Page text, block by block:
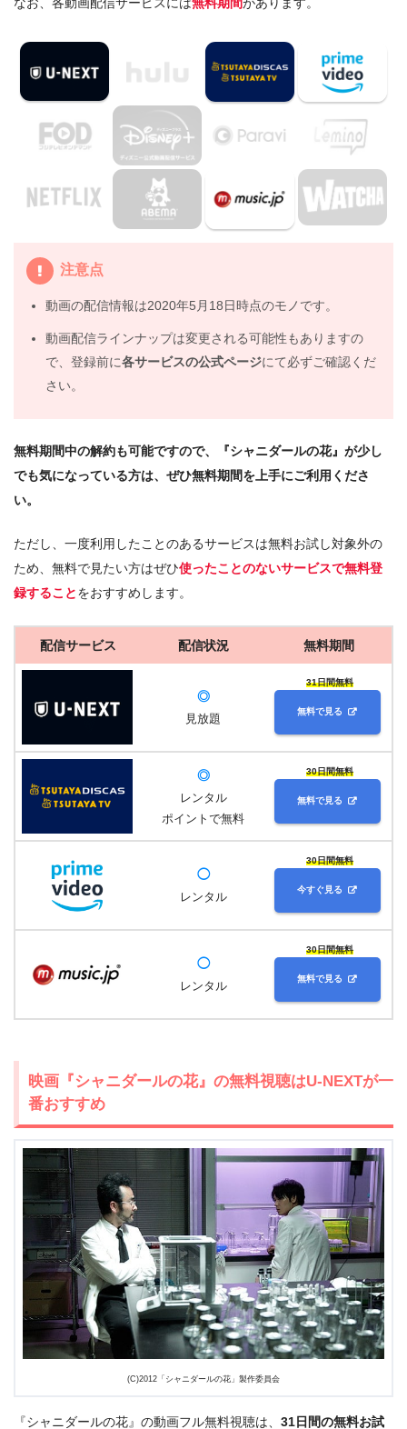
『シャニダールの花』を見たい人におすすめの関連作品
映画『シャニダールの花』の動画はDailymotionや
Pandoraではなく、配信サービスで安全に見よう
5.映画『シャニダールの花』動画フル無料視聴まとめ
注意点
動画の配信情報は2020年5月18日時点のモノです。
動画配信ラインナップは変更される可能性もありますの
で、登録前に各サービスの公式ページにて必ずご確認くだ
さい。
無料期間中の解約も可能ですので、『シャニダールの花』が少し
でも気になっている方は、ぜひ無料期間を上手にご利用くださ
い。
ただし、一度利用したことのあるサービスは無料お試し対象外の
ため、無料で見たい方はぜひ使ったことのないサービスで無料登
録することをおすすめします。
配信サービス 配信状況 無料期間
◎
見放題
31日間無料
無料で見る
◎
レンタル
ポイントで無料
30日間無料
無料で見る
◯
レンタル
30日間無料
今すぐ見る
◯
レンタル
30日間無料
無料で見る
映画『シャニダールの花』の無料視聴はU-NEXTが一
番おすすめ
(C)2012「シャニダールの花」製作委員会
『シャニダールの花』の動画フル無料視聴は、 31日間の無料お試